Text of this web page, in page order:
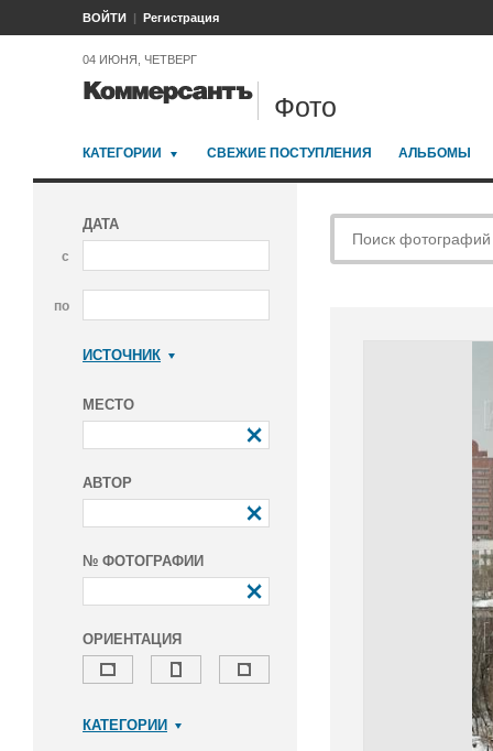
ВОЙТИ Регистрация
04 ИЮНЯ, ЧЕТВЕРГ
Фото
КАТЕГОРИИ СВЕЖИЕ ПОСТУПЛЕНИЯ АЛЬБОМЫ
ДАТА
с
по
ИСТОЧНИК
МЕСТО
АВТОР
№ ФОТОГРАФИИ
ОРИЕНТАЦИЯ
КАТЕГОРИИ